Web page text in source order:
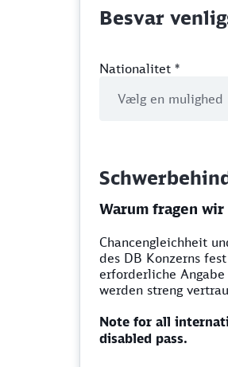
Besvar
Nationalitet *
Warum fragen wir
Chancengleichheit
des DB Konzerns
erforderliche
werden streng
Note for all
disabled pass.